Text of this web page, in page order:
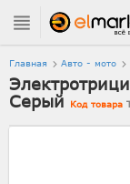
Главная Авто - мото
Серый
Код товара